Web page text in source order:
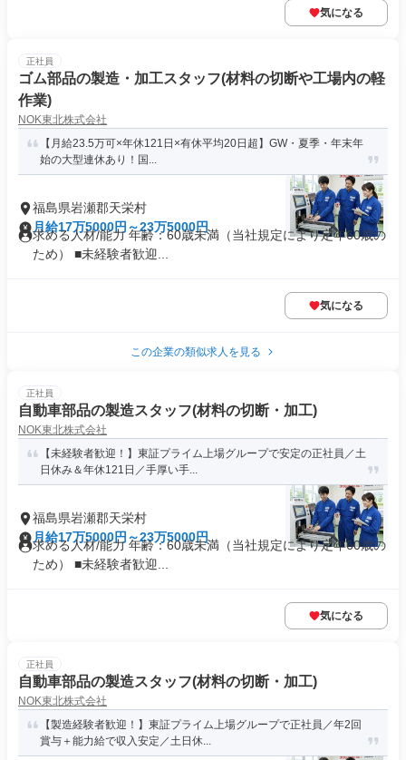
気になる
正社員
ゴム部品の製造・加工スタッフ(材料の切断や工場内の軽
作業)
NOK東北株式会社
【月給23.5万可×年休121日×有休平均20日超】GW・夏季・年末年
始の大型連休あり！国...
福島県岩瀬郡天栄村
月給17万5000円～23万5000円
求める人材/能力 年齢：60歳未満（当社規定により定年60歳の
ため） ■未経験者歓迎...
気になる
この企業の類似求人を見る
正社員
自動車部品の製造スタッフ(材料の切断・加工)
NOK東北株式会社
【未経験者歓迎！】東証プライム上場グループで安定の正社員／土
日休み＆年休121日／手厚い手...
福島県岩瀬郡天栄村
月給17万5000円～23万5000円
求める人材/能力 年齢：60歳未満（当社規定により定年60歳の
ため） ■未経験者歓迎...
気になる
正社員
自動車部品の製造スタッフ(材料の切断・加工)
NOK東北株式会社
【製造経験者歓迎！】東証プライム上場グループで正社員／年2回
賞与＋能力給で収入安定／土日休...